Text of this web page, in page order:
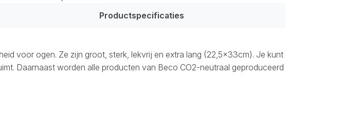
Productspecificaties
voor ogen. Ze zijn groot, sterk, lekvrij en extra lang (22,5x33cm). Je kunt
Daarnaast worden alle producten van Beco CO2-neutraal geproduceerd